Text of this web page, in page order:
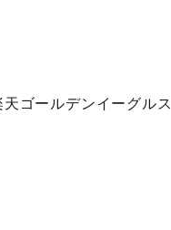
ゴールデンイーグルス